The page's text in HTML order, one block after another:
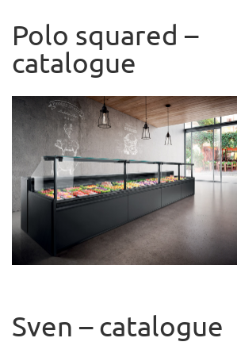
Polo squared –
catalogue
Sven –catalogue